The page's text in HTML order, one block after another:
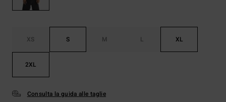
XS S M L XL
2XL
Consulta la guida alle taglie